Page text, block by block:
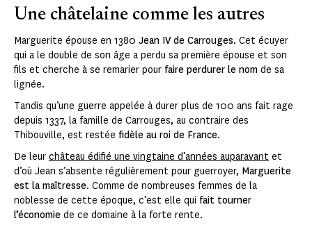
Une châtelaine comme les autres
Marguerite épouse en 1380 Jean IV de Carrouges. Cet écuyer
qui a le double de son âge a perdu sa première épouse et son
fils et cherche à se remarier pour faire perdurer le nom de sa
lignée.
Tandis qu’une guerre appelée à durer plus de 100 ans fait rage
depuis 1337, la famille de Carrouges, au contraire des
Thibouville, est restée fidèle au roi de France.
De leur château édifié une vingtaine d’années auparavant et
d’où Jean s’absente régulièrement pour guerroyer, Marguerite
est la maîtresse. Comme de nombreuses femmes de la
noblesse de cette époque, c’est elle qui fait tourner
l’économie de ce domaine à la forte rente.